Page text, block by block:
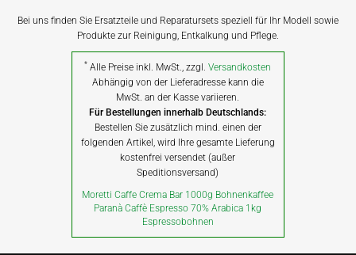
Bei uns finden Sie Ersatzteile und Reparatursets speziell für Ihr Modell sowie
Produkte zur Reinigung, Entkalkung und Pflege.
* Alle Preise inkl. MwSt., zzgl.Versandkosten
Abhängig von der Lieferadresse kann die
MwSt. an der Kasse variieren.
Für Bestellungen innerhalb Deutschlands:
Bestellen Sie zusätzlich mind. einen der
folgenden Artikel, wird Ihre gesamte Lieferung
kostenfrei versendet (außer
Speditionsversand)
Moretti Caffe Crema Bar 1000g Bohnenkaffee
Paranà Caffè Espresso 70% Arabica 1kg
Espressobohnen